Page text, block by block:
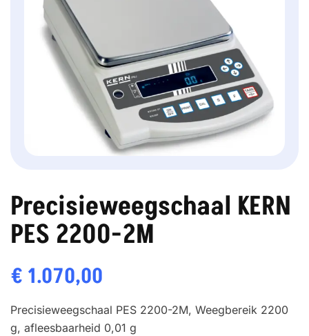
Precisieweegschaal KERN
PES 2200-2M
€ 1.070,00
Precisieweegschaal PES 2200-2M, Weegbereik 2200
g, afleesbaarheid 0,01 g